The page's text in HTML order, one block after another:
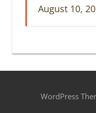
August 10,
WordPress